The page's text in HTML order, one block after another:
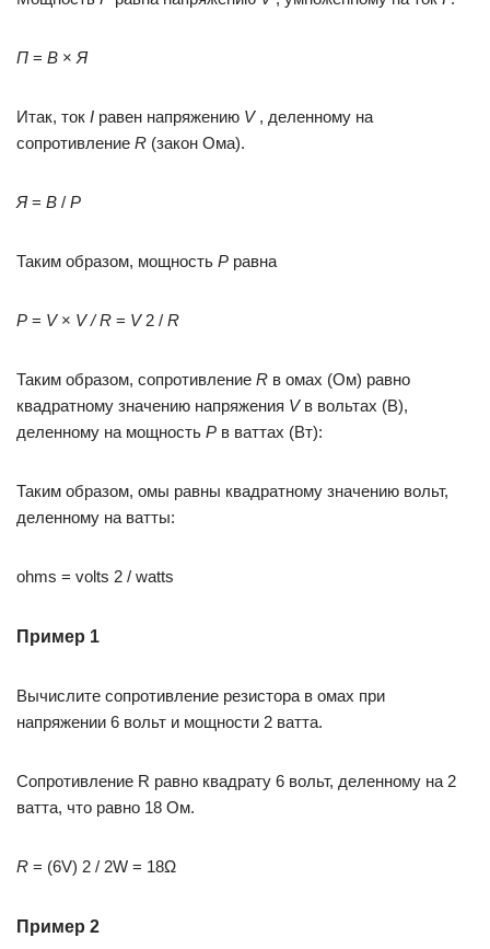
П = В × Я
Итак, ток I равен напряжению V, деленному на
сопротивление R (закон Ома).
Я= В / Р
Таким образом, мощность P равна
Р = V× V / R = V2 / R
Таким образом, сопротивление R в омах (Ом) равно
квадратному значению напряжения Vв вольтах (В),
деленному на мощность P в ваттах (Вт):
Таким образом, омы равны квадратному значению вольт,
деленному на ватты:
ohms = volts 2 / watts
Пример 1
Вычислите сопротивление резистора в омах при
напряжении 6 вольт и мощности 2 ватта.
Сопротивление R равно квадрату 6 вольт, деленному на 2
ватта, что равно 18 Ом.
R = (6V) 2 / 2W = 18Ω
Пример 2